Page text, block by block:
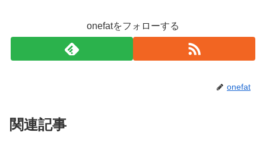
onefatをフォローする
onefat
関連記事